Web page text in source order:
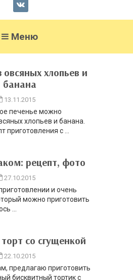
Меню
овсяных хлопьев и
банана
13.11.2015
печенье можно
хлопьев и банана.
приготовления с ...
рецепт, фото
27.10.2015
и очень
можно приготовить
...
со сгущенкой
22.10.2015
предлагаю приготовить
бисквитный тортик с